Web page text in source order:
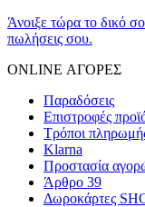
Άνοιξε τώρα το δικό
πωλήσεις σου.
ONLINE ΑΓΟΡΕΣ
Παραδόσεις
Επιστροφές
Τρόποι
Klarna
Προστασία
Άρθρο 39
Δωροκάρτες